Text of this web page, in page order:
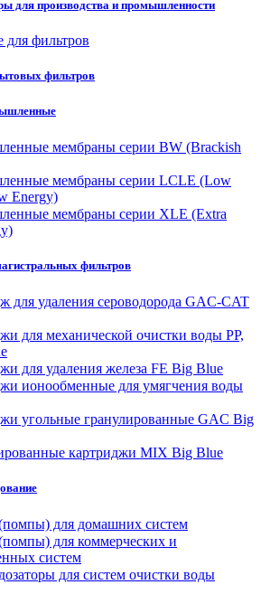
для производства и промышленности
фильтров
фильтров
мембраны серии BW (Brackish
мембраны серии LCLE (Low
Energy)
мембраны серии XLE (Extra
фильтров
для удаления сероводорода GAC-CAT
для механической очистки воды PP,
для удаления железа FE Big Blue
ионообменные для умягчения воды
угольные гранулированные GAC Big
картриджи MIX Big Blue
для домашних систем
для коммерческих и
систем
для систем очистки воды